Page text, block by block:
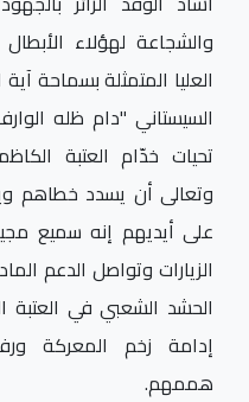
والشجاعة لهؤلاء الأبطال
العليا المتمثلة بسماحة
السيستاني "دام ظله
تحيات خدّام العتبة
وتعالى أن يسدد خطاهم
على أيديهم إنه سميع
الزيارات وتواصل الدعم
الحشد الشعبي في
إدامة زخم المعركة
هممهم.